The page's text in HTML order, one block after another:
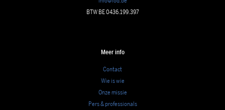
BTW BE 0436.199.397
Meer info
Contact
Wie is wie
Onze missie
Pers & professionals